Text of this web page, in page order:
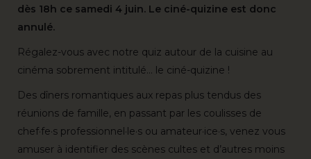
dès 18h ce samedi 4 juin. Le ciné-quizine est donc
annulé.
Régalez-vous avec notre quiz autour de la cuisine au
cinéma sobrement intitulé… le ciné-quizine !
Des dîners romantiques aux repas plus tendus des
réunions de famille, en passant par les coulisses de
chef·fe·s professionnel·le·s ou amateur·ice·s, venez vous
amuser à identifier des scènes cultes et d’autres moins